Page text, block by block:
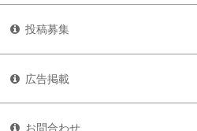
投稿募集
広告掲載
お問合わせ